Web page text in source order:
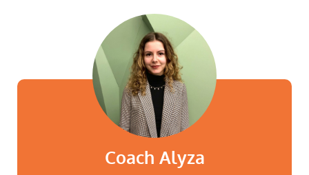
Coach Alyza